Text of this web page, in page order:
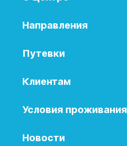
Направления
Путевки
Клиентам
Условия проживания
Новости